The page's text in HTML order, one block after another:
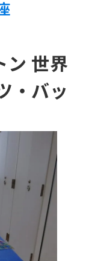
講座
ン 世界
・バッ